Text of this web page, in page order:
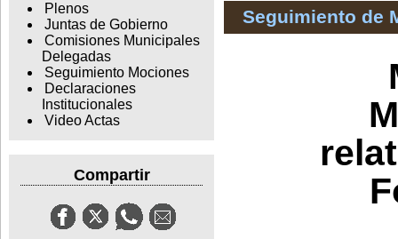
Plenos
Juntas de Gobierno
Comisiones Municipales
Delegadas
Seguimiento Mociones
Declaraciones
Institucionales
Video Actas
Compartir
Seguimiento de